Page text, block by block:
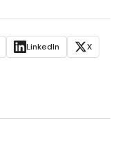
LinkedIn
X